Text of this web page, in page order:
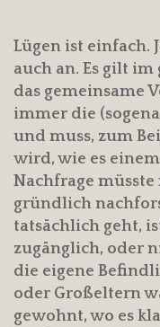
Lügen ist einfach.
auch an. Es gilt
das gemeinsame
immer die
und muss, zum
wird, wie es
Nachfrage
gründlich
tatsächlich geht,
zugänglich, oder
die eigene
oder Großeltern
gewohnt, wo es